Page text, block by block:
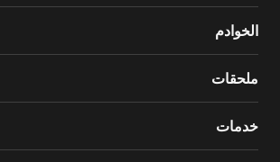
الخوادم
ملحقات
خدمات